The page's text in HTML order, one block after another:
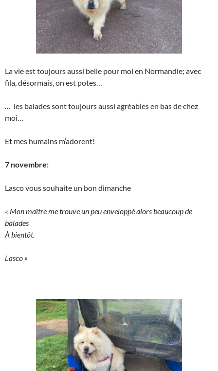
La vie est toujours aussi belle pour moi en Normandie; avec
fila, désormais, on est potes…
… les balades sont toujours aussi agréables en bas de chez
moi…
Et mes humains m’adorent!
7 novembre:
Lasco vous souhaite un bon dimanche
« Mon maître me trouve un peu enveloppé alors beaucoup de
balades
À bientôt.
Lasco »